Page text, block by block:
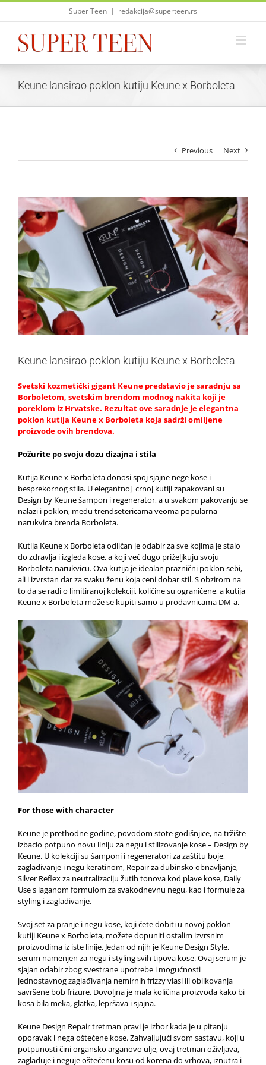
Skip
Super Teen | redakcija@superteen.rs
Keune lansirao poklon kutiju Keune x Borboleta
Previous Next
View
Larger
Image
Keune lansirao poklon kutiju Keune x Borboleta
Svetski kozmetički gigant Keune predstavio je saradnju sa
Borboletom, svetskim brendom modnog nakita koji je
poreklom iz Hrvatske. Rezultat ove saradnje je elegantna
poklon kutija Keune x Borboleta koja sadrži omiljene
proizvode ovih brendova.
Požurite po svoju dozu dizajna i stila
Kutija Keune x Borboleta donosi spoj sjajne nege kose i
besprekornog stila. U elegantnoj crnoj kutiji zapakovani su
Design by Keune šampon i regenerator, a u svakom pakovanju se
nalazi i poklon, među trendsetericama veoma popularna
narukvica brenda Borboleta.
Kutija Keune x Borboleta odličan je odabir za sve kojima je stalo
do zdravlja i izgleda kose, a koji već dugo priželjkuju svoju
Borboleta narukvicu. Ova kutija je idealan praznični poklon sebi,
ali i izvrstan dar za svaku ženu koja ceni dobar stil. S obzirom na
to da se radi o limitiranoj kolekciji, količine su ograničene, a kutija
Keune x Borboleta može se kupiti samo u prodavnicama DM-a.
For those with character
Keune je prethodne godine, povodom stote godišnjice, na tržište
izbacio potpuno novu liniju za negu i stilizovanje kose – Design by
Keune. U kolekciji su šamponi i regeneratori za zaštitu boje,
zaglađivanje i negu keratinom, Repair za dubinsko obnavljanje,
Silver Reflex za neutralizaciju žutih tonova kod plave kose, Daily
Use s laganom formulom za svakodnevnu negu, kao i formule za
styling i zaglađivanje.
Svoj set za pranje i negu kose, koji ćete dobiti u novoj poklon
kutiji Keune x Borboleta, možete dopuniti ostalim izvrsnim
proizvodima iz iste linije. Jedan od njih je Keune Design Style,
serum namenjen za negu i styling svih tipova kose. Ovaj serum je
sjajan odabir zbog svestrane upotrebe i mogućnosti
jednostavnog zaglađivanja nemirnih frizzy vlasi ili oblikovanja
savršene bob frizure. Dovoljna je mala količina proizvoda kako bi
kosa bila meka, glatka, lepršava i sjajna.
Keune Design Repair tretman pravi je izbor kada je u pitanju
oporavak i nega oštećene kose. Zahvaljujući svom sastavu, koji u
potpunosti čini organsko arganovo ulje, ovaj tretman oživljava,
zaglađuje i neguje oštećenu kosu od korena do vrhova, iznutra i